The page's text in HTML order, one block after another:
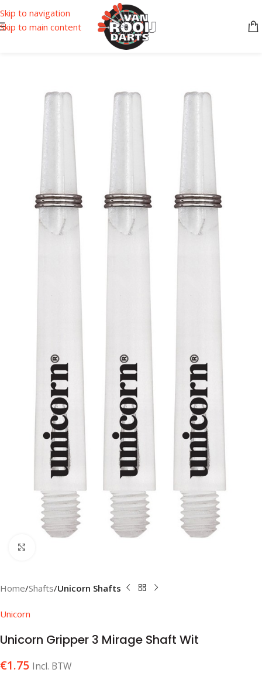
Skip to navigation
Skip to main content
Home Shafts Unicorn Shafts
Unicorn
Unicorn Gripper 3 Mirage Shaft Wit
€1.75 Incl. BTW